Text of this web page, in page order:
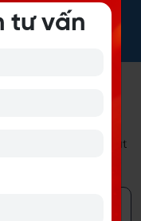
bạn còn được phát
bao gồm:
tư vấn